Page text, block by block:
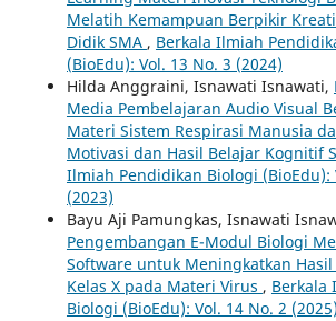
Melatih Kemampuan Berpikir
Didik SMA , Berkala Ilmiah
(BioEdu): Vol. 13 No. 3 (2024)
Hilda Anggraini, Isnawati Isnawati,
Media Pembelajaran Audio Visual
Materi Sistem Respirasi Manusia
Motivasi dan Hasil Belajar Kognitif
Ilmiah Pendidikan Biologi (BioEdu):
(2023)
Bayu Aji Pamungkas, Isnawati
Pengembangan E-Modul Biologi
Software untuk Meningkatkan Hasil
Kelas X pada Materi Virus , Berkala
Biologi (BioEdu): Vol. 14 No. 2 (2025)